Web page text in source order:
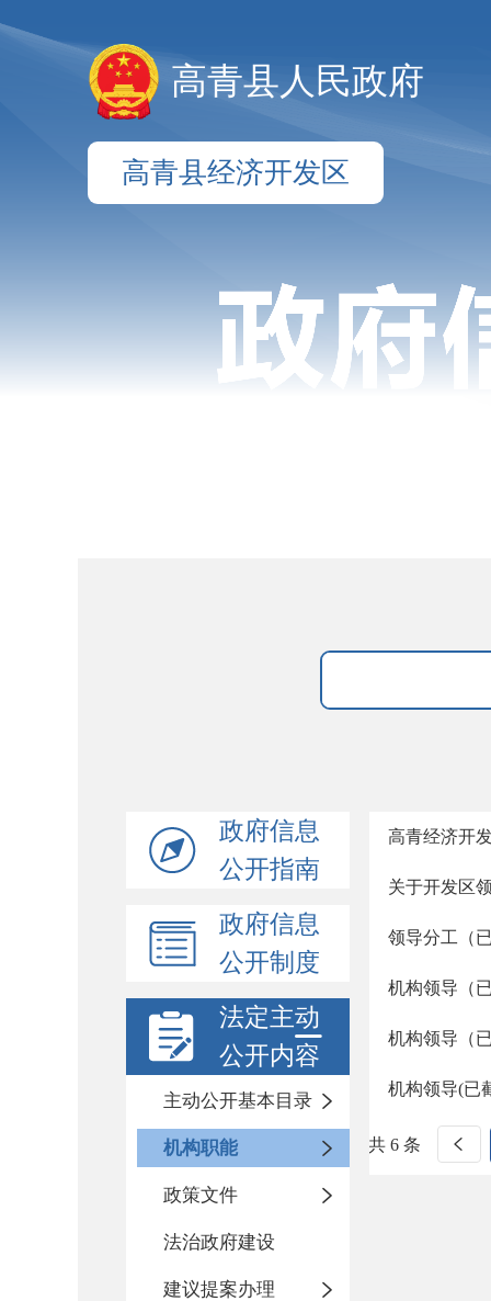
高青县人民政府
高青县经济开发区
政府信息
公开指南
政府信息
公开制度
法定主动
公开内容
主动公开基本目录
机构职能
政策文件
法治政府建设
建议提案办理
高青经济开
关于开发区
领导分工（
机构领导（
机构领导（
机构领导(已
共 6 条